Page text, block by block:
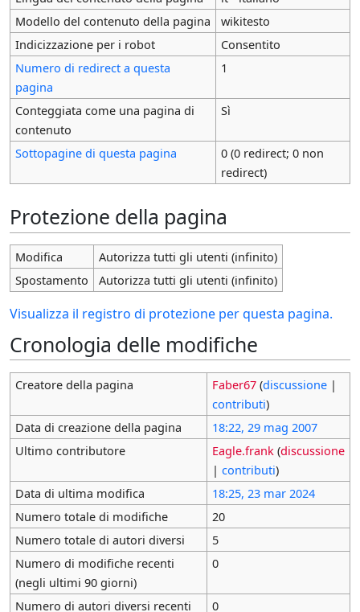
Modello del contenuto della pagina
wikitesto
Indicizzazione per i robot
Consentito
Numero di redirect a questa
pagina
1
Conteggiata come una pagina di
contenuto
Sì
Sottopagine di questa pagina
0 (0 redirect; 0 non
redirect)
Protezione della pagina
Modifica
Autorizza tutti gli utenti (infinito)
Spostamento
Autorizza tutti gli utenti (infinito)
Visualizza il registro di protezione per questa pagina.
Cronologia delle modifiche
Creatore della pagina Faber67 (discussione|
contributi)
Data di creazione della pagina
18:22, 29 mag 2007
Ultimo contributore
Eagle.frank (discussione
| contributi)
Data di ultima modifica
18:25, 23 mar 2024
Numero totale di modifiche
20
Numero totale di autori diversi
5
Numero di modifiche recenti
(negli ultimi 90 giorni)
0
Numero di autori diversi recenti 0